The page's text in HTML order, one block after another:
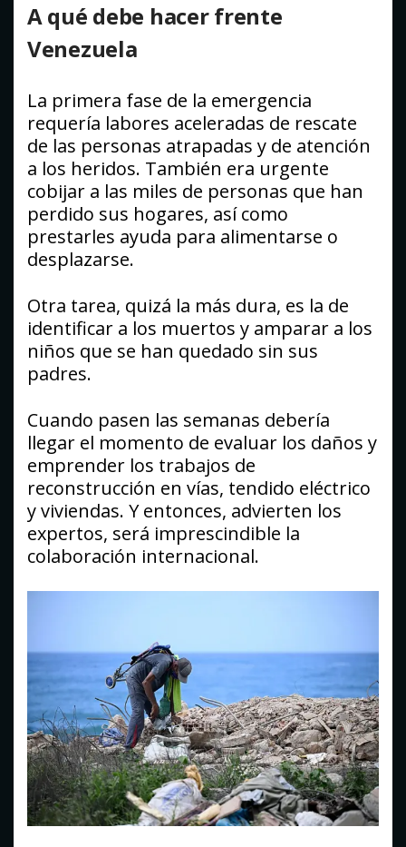
A qué debe hacer frente
Venezuela
La primera fase de la emergencia
requería labores aceleradas de rescate
de las personas atrapadas y de atención
a los heridos. También era urgente
cobijar a las miles de personas que han
perdido sus hogares, así como
prestarles ayuda para alimentarse o
desplazarse.
Otra tarea, quizá la más dura, es la de
identificar a los muertos y amparar a los
niños que se han quedado sin sus
padres.
Cuando pasen las semanas debería
llegar el momento de evaluar los daños y
emprender los trabajos de
reconstrucción en vías, tendido eléctrico
y viviendas. Y entonces, advierten los
expertos, será imprescindible la
colaboración internacional.